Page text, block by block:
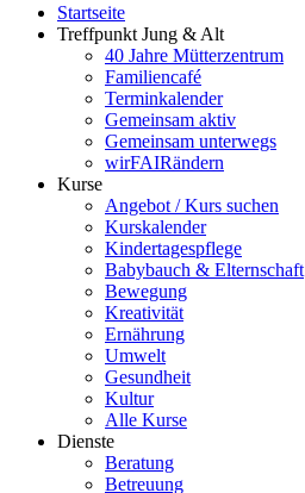
Startseite
Treffpunkt Jung & Alt
40 Jahre Mütterzentrum
Familiencafé
Terminkalender
Gemeinsam aktiv
Gemeinsam unterwegs
wirFAIRändern
Kurse
Angebot / Kurs suchen
Kurskalender
Kindertagespflege
Babybauch & Elternschaft
Bewegung
Kreativität
Ernährung
Umwelt
Gesundheit
Kultur
Alle Kurse
Dienste
Beratung
Betreuung